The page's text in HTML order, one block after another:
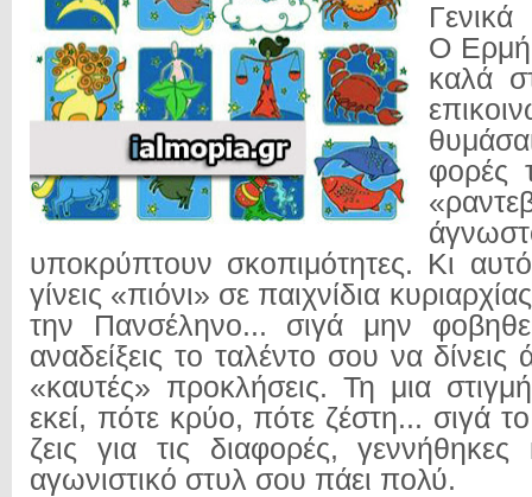
Γενικά
Ο
καλά
φορές
υποκρύπτουν σκοπιμότητες. Κι
γίνεις «πιόνι» σε παιχνίδια
την Πανσέληνο... σιγά μην
αναδείξεις το ταλέντο σου να δίνεις
«καυτές» προκλήσεις. Τη μια
εκεί, πότε κρύο, πότε ζέστη... σιγά
ζεις για τις διαφορές,
αγωνιστικό στυλ σου πάει πολύ.